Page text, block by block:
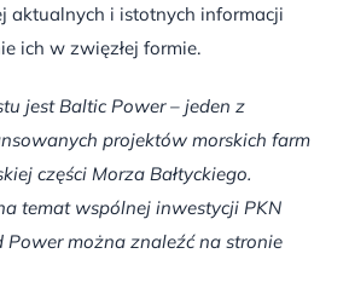
aktualnych i istotnych informacji
ich w zwięzłej formie.
jest Baltic Power – jeden z
projektów morskich farm
części Morza Bałtyckiego.
temat wspólnej inwestycji PKN
Power można znaleźć na stronie